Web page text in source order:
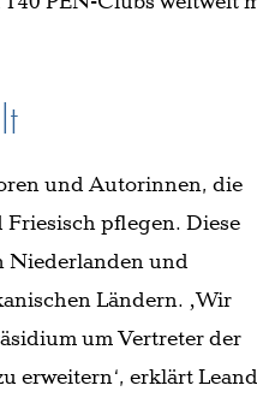
und Autorinnen, die
pflegen. Diese
Niederlanden und
Ländern. ‚Wir
um Vertreter der
erweitern‘, erklärt